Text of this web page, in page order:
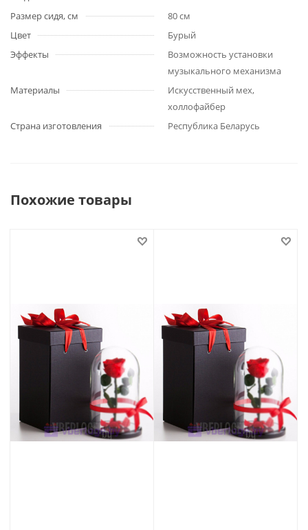
Размер сидя, см
80 см
Цвет
Бурый
Эффекты
Возможность установки
музыкального механизма
Материалы
Искусственный мех,
холлофайбер
Страна изготовления
Республика Беларусь
Похожие товары